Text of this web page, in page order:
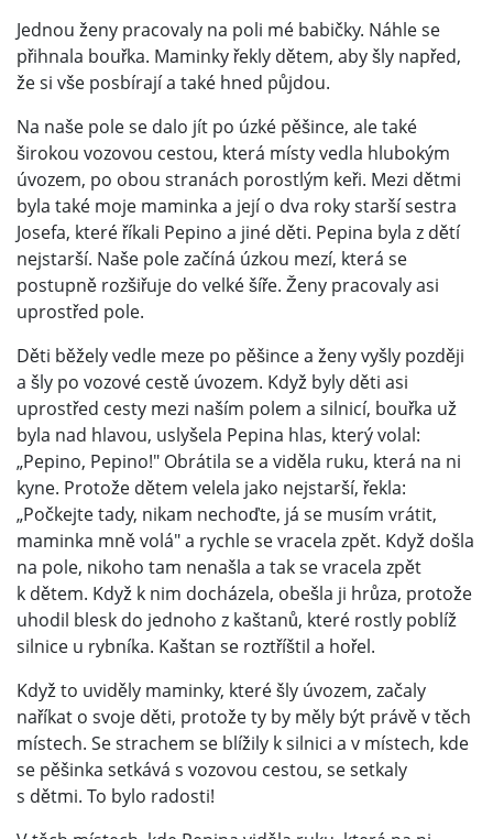
Jednou ženy pracovaly na poli mé babičky. Náhle se
přihnala bouřka. Maminky řekly dětem, aby šly napřed,
že si vše posbírají a také hned půjdou.
Na naše pole se dalo jít po úzké pěšince, ale také
širokou vozovou cestou, která místy vedla hlubokým
úvozem, po obou stranách porostlým keři. Mezi dětmi
byla také moje maminka a její o dva roky starší sestra
Josefa, které říkali Pepino a jiné děti. Pepina byla z dětí
nejstarší. Naše pole začíná úzkou mezí, která se
postupně rozšiřuje do velké šíře. Ženy pracovaly asi
uprostřed pole.
Děti běžely vedle meze po pěšince a ženy vyšly později
a šly po vozové cestě úvozem. Když byly děti asi
uprostřed cesty mezi naším polem a silnicí, bouřka už
byla nad hlavou, uslyšela Pepina hlas, který volal:
„Pepino, Pepino!" Obrátila se a viděla ruku, která na ni
kyne. Protože dětem velela jako nejstarší, řekla:
„Počkejte tady, nikam nechoďte, já se musím vrátit,
maminka mně volá" a rychle se vracela zpět. Když došla
na pole, nikoho tam nenašla a tak se vracela zpět
k dětem. Když k nim docházela, obešla ji hrůza, protože
uhodil blesk do jednoho z kaštanů, které rostly poblíž
silnice u rybníka. Kaštan se roztříštil a hořel.
Když to uviděly maminky, které šly úvozem, začaly
naříkat o svoje děti, protože ty by měly být právě v těch
místech. Se strachem se blížily k silnici a v místech, kde
se pěšinka setkává s vozovou cestou, se setkaly
s dětmi. To bylo radosti!